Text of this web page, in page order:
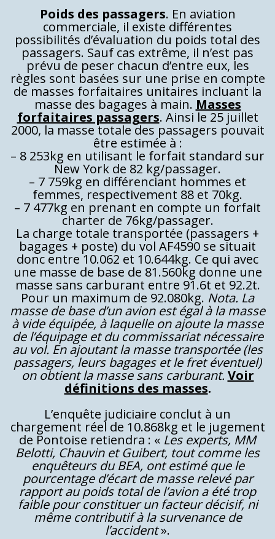
Poids des passagers. En aviation
commerciale, il existe différentes
possibilités d’évaluation du poids total des
passagers. Sauf cas extrême, il n’est pas
prévu de peser chacun d’entre eux, les
règles sont basées sur une prise en compte
de masses forfaitaires unitaires incluant la
masse des bagages à main. Masses
forfaitaires passagers. Ainsi le 25 juillet
2000, la masse totale des passagers pouvait
être estimée à :
– 8 253kg en utilisant le forfait standard sur
New York de 82 kg/passager.
– 7 759kg en différenciant hommes et
femmes, respectivement 88 et 70kg.
– 7 477kg en prenant en compte un forfait
charter de 76kg/passager.
La charge totale transportée (passagers +
bagages + poste) du vol AF4590 se situait
donc entre 10.062 et 10.644kg. Ce qui avec
une masse de base de 81.560kg donne une
masse sans carburant entre 91.6t et 92.2t.
Pour un maximum de 92.080kg. Nota. La
masse de base d’un avion est égal à la masse
à vide équipée, à laquelle on ajoute la masse
de l’équipage et du commissariat nécessaire
au vol. En ajoutant la masse transportée (les
passagers, leurs bagages et le fret éventuel)
on obtient la masse sans carburant. Voir
définitions des masses.
L’enquête judiciaire conclut à un
chargement réel de 10.868kg et le jugement
de Pontoise retiendra : « Les experts, MM
Belotti, Chauvin et Guibert, tout comme les
enquêteurs du BEA, ont estimé que le
pourcentage d’écart de masse relevé par
rapport au poids total de l’avion a été trop
faible pour constituer un facteur décisif, ni
même contributif à la survenance de
l’accident».